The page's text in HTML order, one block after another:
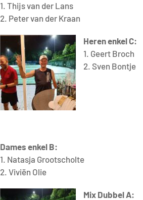
1. Thijs van der Lans
2. Peter van der Kraan
Heren enkel C:
1. Geert Broch
2. Sven Bontje
Dames enkel B:
1. Natasja Grootscholte
2. Viviën Olie
Mix Dubbel A: